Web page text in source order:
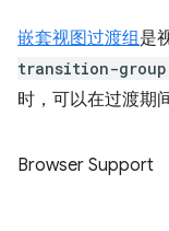
嵌套视图过渡组是
transition-group
时，可以在过渡期
Browser Support